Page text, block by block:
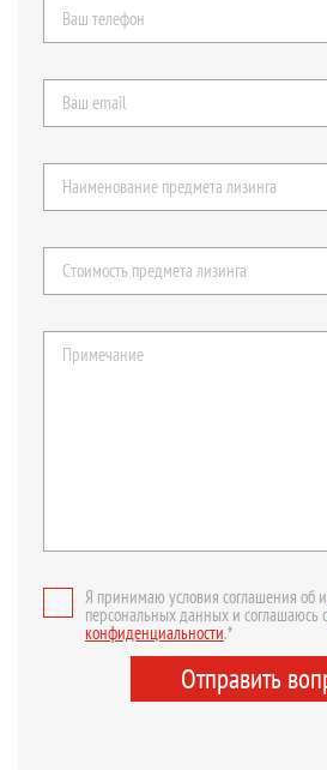
Я принимаю условия соглашения об
персональных данных и соглашаюсь с
конфиденциальности.*
Отправить